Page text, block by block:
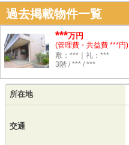
過去掲載物件一覧
***万円
(管理費・共益費 ***円)
敷：***｜礼：***
3階 / *** / ***
所在地
交通